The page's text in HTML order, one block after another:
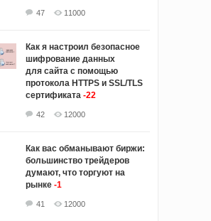
47 11000
Как я настроил безопасное
шифрование данных
для сайта с помощью
протокола HTTPS и SSL/TLS
сертификата -22
42 12000
Как вас обманывают биржи:
большинство трейдеров
думают, что торгуют на
рынке -1
41 12000